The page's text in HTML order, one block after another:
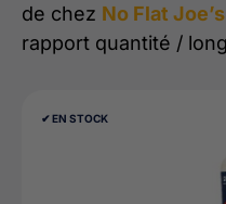
de chez No Flat Joe’s
rapport quantité /
✔︎ EN STOCK